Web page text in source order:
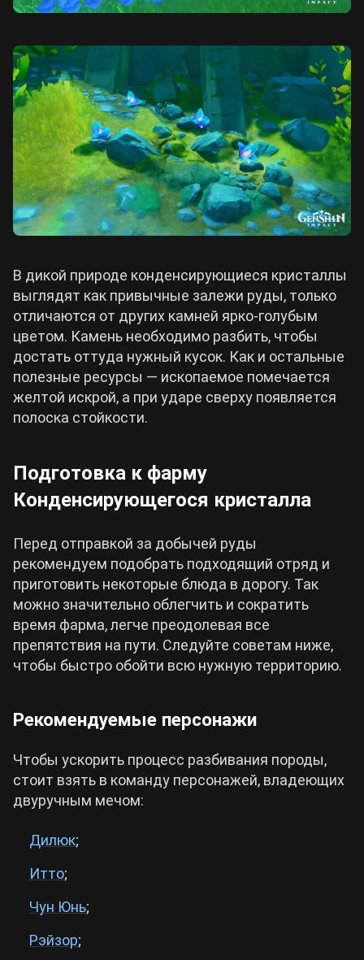
В дикой природе конденсирующиеся кристаллы
выглядят как привычные залежи руды, только
отличаются от других камней ярко-голубым
цветом. Камень необходимо разбить, чтобы
достать оттуда нужный кусок. Как и остальные
полезные ресурсы — ископаемое помечается
желтой искрой, а при ударе сверху появляется
полоска стойкости.
Подготовка к фарму
Конденсирующегося кристалла
Перед отправкой за добычей руды
рекомендуем подобрать подходящий отряд и
приготовить некоторые блюда в дорогу. Так
можно значительно облегчить и сократить
время фарма, легче преодолевая все
препятствия на пути. Следуйте советам ниже,
чтобы быстро обойти всю нужную территорию.
Рекомендуемые персонажи
Чтобы ускорить процесс разбивания породы,
стоит взять в команду персонажей, владеющих
двуручным мечом:
Дилюк;
Итто;
Чун Юнь;
Рэйзор;